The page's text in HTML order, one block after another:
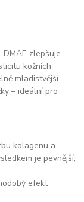
zlepšuje
kožních
mladistvější.
– ideální pro
kolagenu a
je pevnější,
efekt